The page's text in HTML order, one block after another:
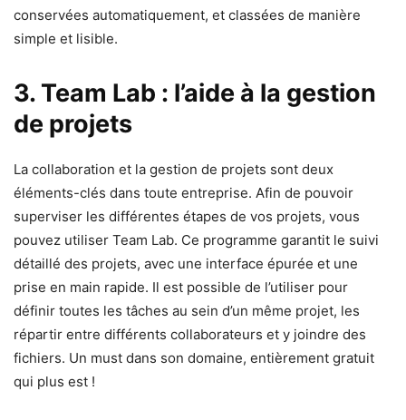
conservées automatiquement, et classées de manière
simple et lisible.
3. Team Lab : l’aide à la gestion
de projets
La collaboration et la gestion de projets sont deux
éléments-clés dans toute entreprise. Afin de pouvoir
superviser les différentes étapes de vos projets, vous
pouvez utiliser Team Lab. Ce programme garantit le suivi
détaillé des projets, avec une interface épurée et une
prise en main rapide. Il est possible de l’utiliser pour
définir toutes les tâches au sein d’un même projet, les
répartir entre différents collaborateurs et y joindre des
fichiers. Un must dans son domaine, entièrement gratuit
qui plus est !